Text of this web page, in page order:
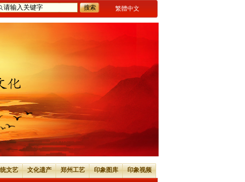
繁體中文
文艺 文化遗产 郑州工艺 印象图库 印象视频